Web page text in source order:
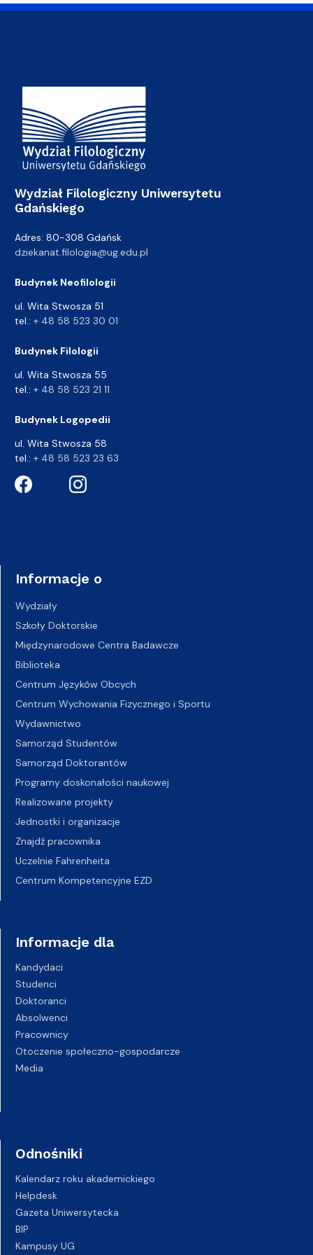
Adres Wydziału
Wydział Filologiczny Uniwersytetu
Gdańskiego
Adres: 80-308 Gdańsk
dziekanat.filologia@ug.edu.pl
Budynek Neofilologii
ul. Wita Stwosza 51
tel.: + 48 58 523 30 01
Budynek Filologii
ul. Wita Stwosza 55
tel.: + 48 58 523 21 11
Budynek Logopedii
ul. Wita Stwosza 58
tel.: + 48 58 523 23 63
Informacje o
Wydziały
Szkoły Doktorskie
Międzynarodowe Centra Badawcze
Biblioteka
Centrum Języków Obcych
Centrum Wychowania Fizycznego i Sportu
Wydawnictwo
Samorząd Studentów
Samorząd Doktorantów
Programy doskonałości naukowej
Realizowane projekty
Jednostki i organizacje
Znajdź pracownika
Uczelnie Fahrenheita
Centrum Kompetencyjne EZD
Informacje dla
Kandydaci
Studenci
Doktoranci
Absolwenci
Pracownicy
Otoczenie społeczno-gospodarcze
Media
Odnośniki
Kalendarz roku akademickiego
Helpdesk
Gazeta Uniwersytecka
BIP
Kampusy UG